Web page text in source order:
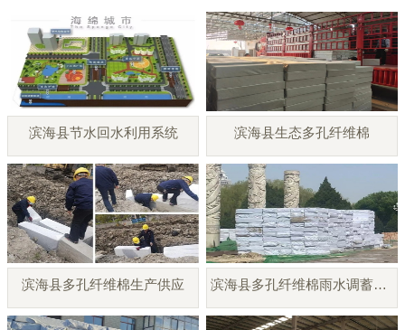
滨海县节水回水利用系统 滨海县生态多孔纤维棉
滨海县多孔纤维棉生产供应 滨海县多孔纤维棉雨水调蓄模块